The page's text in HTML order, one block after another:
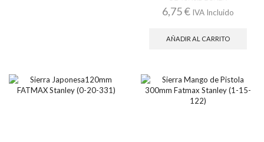
6,75€ IVA Incluido
AÑADIR AL CARRITO